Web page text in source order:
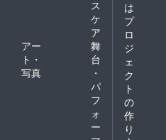
ス
ケ
ア
アー
ト・
写真
舞
台
・
パ
フ
ォ
ー
は
プ
ロ
ジ
ェ
ク
ト
の
作
り